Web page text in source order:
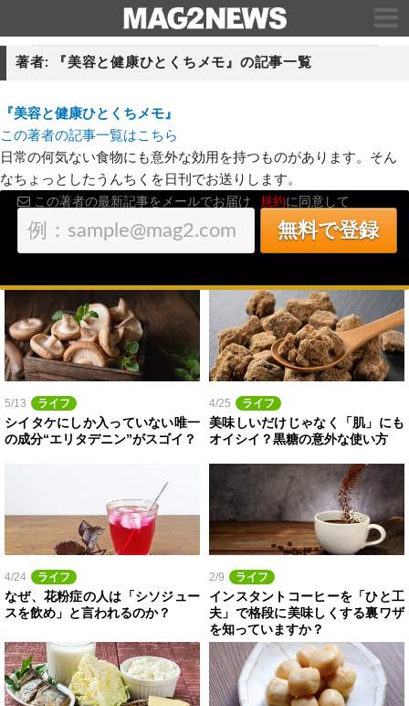
著者: 『美容と健康ひとくちメモ』の記事一覧
『美容と健康ひとくちメモ』
この著者の記事一覧はこちら
日常の何気ない食物にも意外な効用を持つものがあります。そん
なちょっとしたうんちくを日刊でお送りします。
この著者の最新記事をメールでお届け 規約に同意して
5/13 ライフ
シイタケにしか入っていない唯一
の成分“エリタデニン”がスゴイ？
4/25 ライフ
美味しいだけじゃなく「肌」にも
オイシイ？黒糖の意外な使い方
4/24 ライフ
なぜ、花粉症の人は「シソジュー
スを飲め」と言われるのか？
2/9 ライフ
インスタントコーヒーを「ひと工
夫」で格段に美味しくする裏ワザ
を知っていますか？